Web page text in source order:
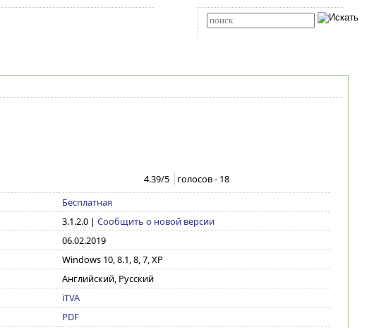
4.39/5 голосов - 18
Бесплатная
3.1.2.0| Сообщить о новой версии
06.02.2019
Windows 10, 8.1, 8, 7, XP
Английский, Русский
iTVA
PDF